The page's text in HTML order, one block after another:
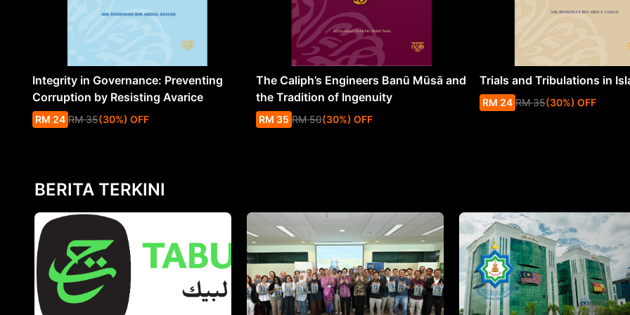
Integrity in Governance: Preventing
Corruption by Resisting Avarice
RM 24 RM 35(30%) OFF
The Caliph’s Engineers Banū Mūsā and
the Tradition of Ingenuity
RM 35 RM 50(30%) OFF
Trials and Tribulations in
RM 24 RM 35(30%) OFF
BERITA TERKINI